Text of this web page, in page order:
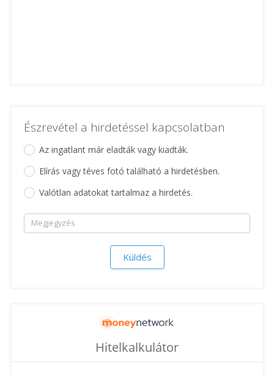
Észrevétel a hirdetéssel kapcsolatban
Az ingatlant már eladták vagy kiadták.
Elírás vagy téves fotó található a hirdetésben.
Valótlan adatokat tartalmaz a hirdetés.